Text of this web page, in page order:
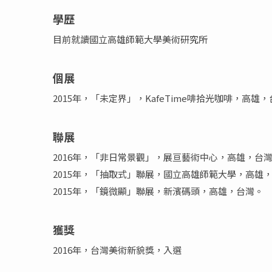
學歷
目前就讀國立高雄師範大學美術研究所
個展
2015年，「未定界」，KafeTime啡拾光咖啡，高雄，
聯展
2016年，「非日常景觀」，展亘藝術中心，高雄，台灣
2015年，「抽取式」聯展，國立高雄師範大學，高雄
2015年，「鏡微顯」聯展，新濱碼頭，高雄，台灣。
獲獎
2016年，台灣美術新貌獎，入選